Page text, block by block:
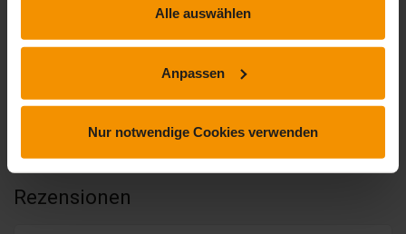
Alle auswählen
Anpassen
Nur notwendige Cookies verwenden
3stars: 0
Bewertungen
1stars: 0
Bewertungen
Rezensionen